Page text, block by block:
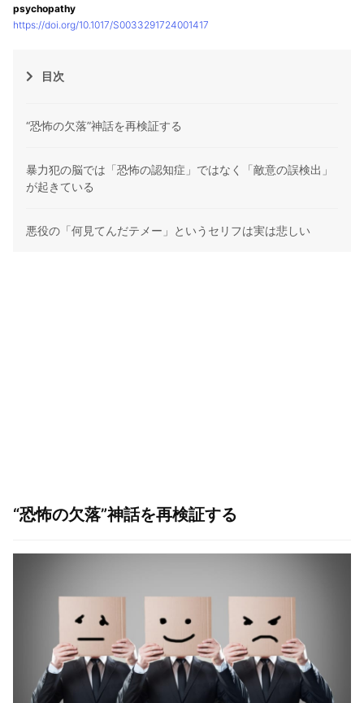
psychopathy
https://doi.org/10.1017/S0033291724001417
目次
“恐怖の欠落”神話を再検証する
暴力犯の脳では「恐怖の認知症」ではなく「敵意の誤検出」
が起きている
悪役の「何見てんだテメー」というセリフは実は悲しい
“恐怖の欠落”神話を再検証する